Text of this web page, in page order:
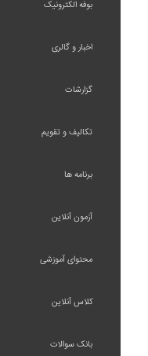
بوفه الکترونیک
اخبار و گالری
گزارشات
تکالیف و تقویم
برنامه ها
آزمون آنلاین
محتوای آموزشی
کلاس آنلاین
بانک سوالات